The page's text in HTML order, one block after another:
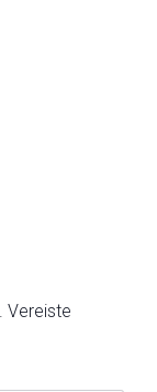
Vereiste